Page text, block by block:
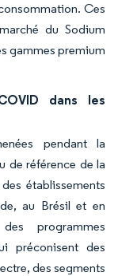
Ces
du Sodium
gammes premium
dans les
pendant la
de référence de la
établissements
au Brésil et en
programmes
préconisent des
des segments